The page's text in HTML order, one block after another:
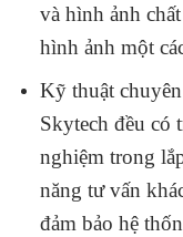
và hình ảnh
hình ảnh một
Kỹ thuật
Skytech đều có
nghiệm trong
năng tư vấn
đảm bảo hệ